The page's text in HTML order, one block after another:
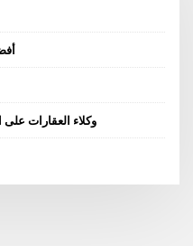
وكلاء العقارات على